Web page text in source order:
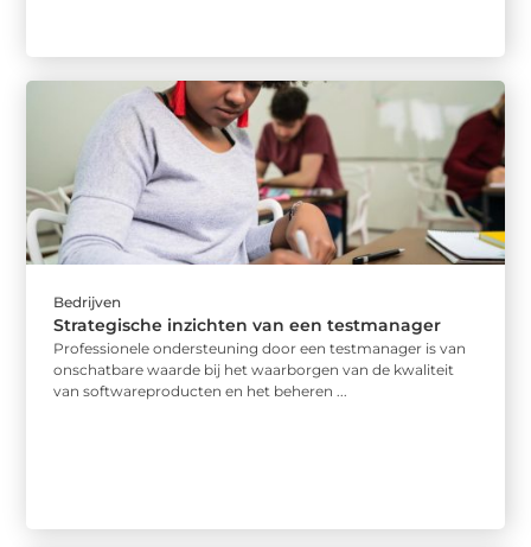
Bedrijven
Strategische inzichten van een testmanager
Professionele ondersteuning door een testmanager is van
onschatbare waarde bij het waarborgen van de kwaliteit
van softwareproducten en het beheren ...